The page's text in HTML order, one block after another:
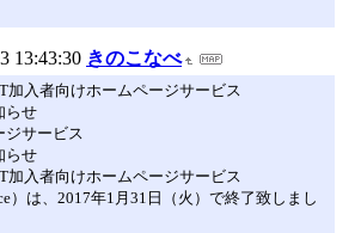
13:43:30 きのこなべ
加入者向けホームページサービス
らせ
ジサービス
らせ
加入者向けホームページサービス
）は、2017年1月31日（火）で終了致しまし